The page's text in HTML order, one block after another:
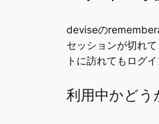
deviseの
セッションが切れ
トに訪れてもログ
利用中かどう